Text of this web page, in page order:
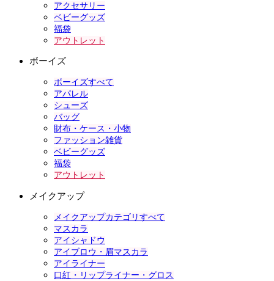
アクセサリー
ベビーグッズ
福袋
アウトレット
ボーイズ
ボーイズすべて
アパレル
シューズ
バッグ
財布・ケース・小物
ファッション雑貨
ベビーグッズ
福袋
アウトレット
メイクアップ
メイクアップカテゴリすべて
マスカラ
アイシャドウ
アイブロウ・眉マスカラ
アイライナー
口紅・リップライナー・グロス